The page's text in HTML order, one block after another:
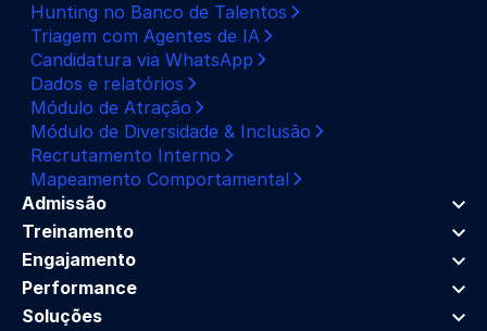
Hunting no Banco de Talentos
Triagem com Agentes de IA
Candidatura via WhatsApp
Dados e relatórios
Módulo de Atração
Módulo de Diversidade & Inclusão
Recrutamento Interno
Mapeamento Comportamental
Admissão
Treinamento
Engajamento
Performance
Soluções